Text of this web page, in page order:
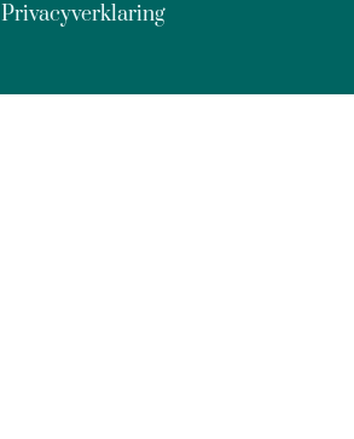
Privacyverklaring